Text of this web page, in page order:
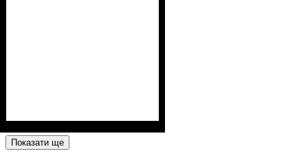
Показати ще